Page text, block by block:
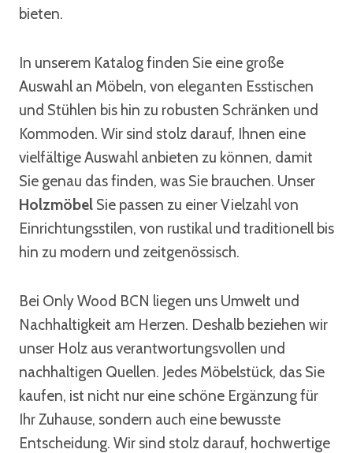
bieten.
In unserem Katalog finden Sie eine große
Auswahl an Möbeln, von eleganten Esstischen
und Stühlen bis hin zu robusten Schränken und
Kommoden. Wir sind stolz darauf, Ihnen eine
vielfältige Auswahl anbieten zu können, damit
Sie genau das finden, was Sie brauchen. Unser
Holzmöbel Sie passen zu einer Vielzahl von
Einrichtungsstilen, von rustikal und traditionell bis
hin zu modern und zeitgenössisch.
Bei Only Wood BCN liegen uns Umwelt und
Nachhaltigkeit am Herzen. Deshalb beziehen wir
unser Holz aus verantwortungsvollen und
nachhaltigen Quellen. Jedes Möbelstück, das Sie
kaufen, ist nicht nur eine schöne Ergänzung für
Ihr Zuhause, sondern auch eine bewusste
Entscheidung. Wir sind stolz darauf, hochwertige